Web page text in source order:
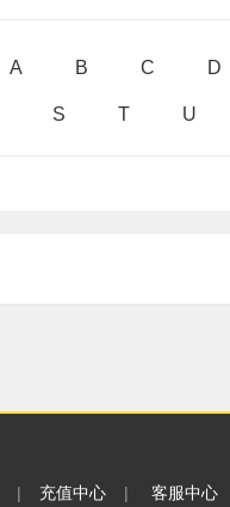
A B C D
S T U
| 充值中心 | 客服中心